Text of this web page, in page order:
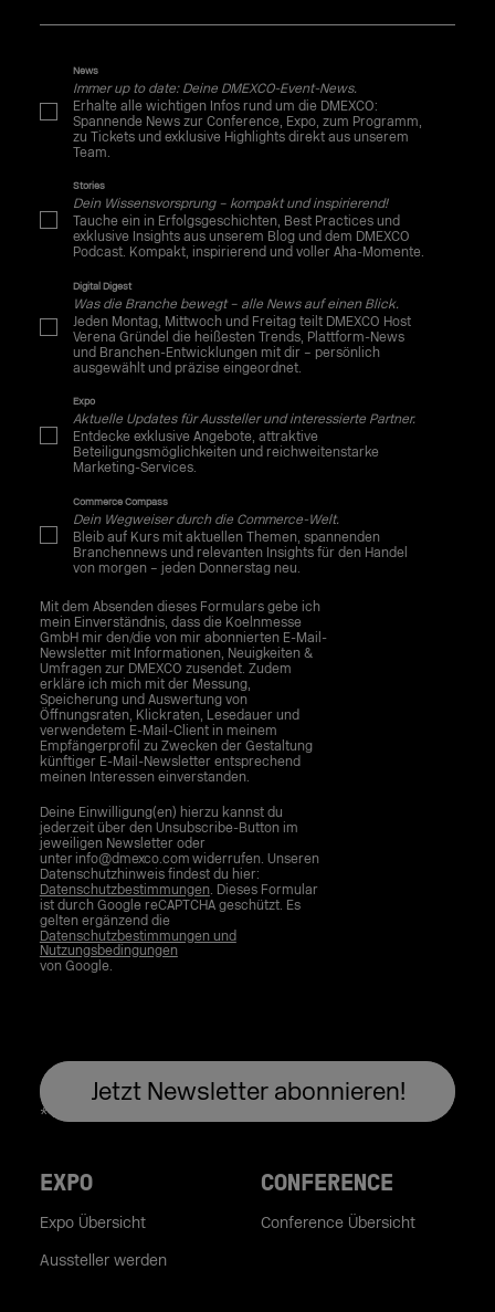
News
Immer up to date: Deine DMEXCO-Event-News.
Erhalte alle wichtigen Infos rund um die DMEXCO:
Spannende News zur Conference, Expo, zum Programm,
zu Tickets und exklusive Highlights direkt aus unserem
Team.
Stories
Dein Wissensvorsprung – kompakt und inspirierend!
Tauche ein in Erfolgsgeschichten, Best Practices und
exklusive Insights aus unserem Blog und dem DMEXCO
Podcast. Kompakt, inspirierend und voller Aha-Momente.
Digital Digest
Was die Branche bewegt – alle News auf einen Blick.
Jeden Montag, Mittwoch und Freitag teilt DMEXCO Host
Verena Gründel die heißesten Trends, Plattform-News
und Branchen-Entwicklungen mit dir – persönlich
ausgewählt und präzise eingeordnet.
Expo
Aktuelle Updates für Aussteller und interessierte Partner.
Entdecke exklusive Angebote, attraktive
Beteiligungsmöglichkeiten und reichweitenstarke
Marketing-Services.
Commerce Compass
Dein Wegweiser durch die Commerce-Welt.
Bleib auf Kurs mit aktuellen Themen, spannenden
Branchennews und relevanten Insights für den Handel
von morgen – jeden Donnerstag neu.
Mit dem Absenden dieses Formulars gebe ich
mein Einverständnis, dass die Koelnmesse
GmbH mir den/die von mir abonnierten E-Mail-
Newsletter mit Informationen, Neuigkeiten &
Umfragen zur DMEXCO zusendet. Zudem
erkläre ich mich mit der Messung,
Speicherung und Auswertung von
Öffnungsraten, Klickraten, Lesedauer und
verwendetem E-Mail-Client in meinem
Empfängerprofil zu Zwecken der Gestaltung
künftiger E-Mail-Newsletter entsprechend
meinen Interessen einverstanden.
Deine Einwilligung(en) hierzu kannst du
jederzeit über den Unsubscribe-Button im
jeweiligen Newsletter oder
unter info@dmexco.com widerrufen. Unseren
Datenschutzhinweis findest du hier:
Datenschutzbestimmungen. Dieses Formular
ist durch Google reCAPTCHA geschützt. Es
gelten ergänzend die
Datenschutzbestimmungen und
Nutzungsbedingungen
von Google.
EXPO
Expo Übersicht
Aussteller werden
CONFERENCE
Conference Übersicht